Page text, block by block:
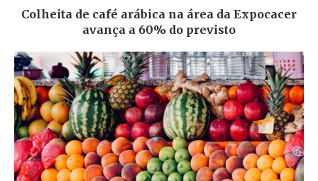
Colheita de café arábica na área da Expocacer
avança a 60% do previsto